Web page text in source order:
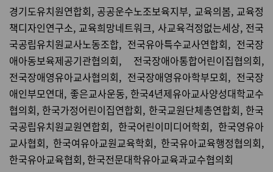
경기도유치원연합회, 공공운수노조보육지부, 교육의봄, 교육정
책디자인연구소, 교육희망네트워크, 사교육걱정없는세상, 전국
국공립유치원교사노동조합, 전국유아특수교사연합회, 전국장
애아동보육제공기관협의회, 전국장애아통합어린이집협의회,
전국장애영유아교사협의회, 전국장애영유아학부모회, 전국장
애인부모연대, 좋은교사운동, 한국4년제유아교사양성대학교수
협의회, 한국가정어린이집연합회, 한국교원단체총연합회, 한국
국공립유치원교원연합회, 한국어린이미디어학회, 한국영유아
교사협회, 한국여유아교원교육학회, 한국유아교육행정협의회,
한국유아교육협회, 한국전문대학유아교육과교수협의회